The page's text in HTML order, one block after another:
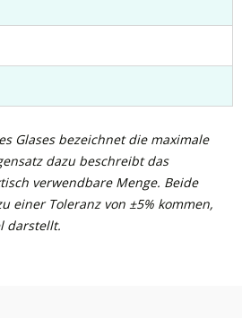
Glases bezeichnet die maximale
dazu beschreibt das
verwendbare Menge. Beide
einer Toleranz von ±5% kommen,
darstellt.